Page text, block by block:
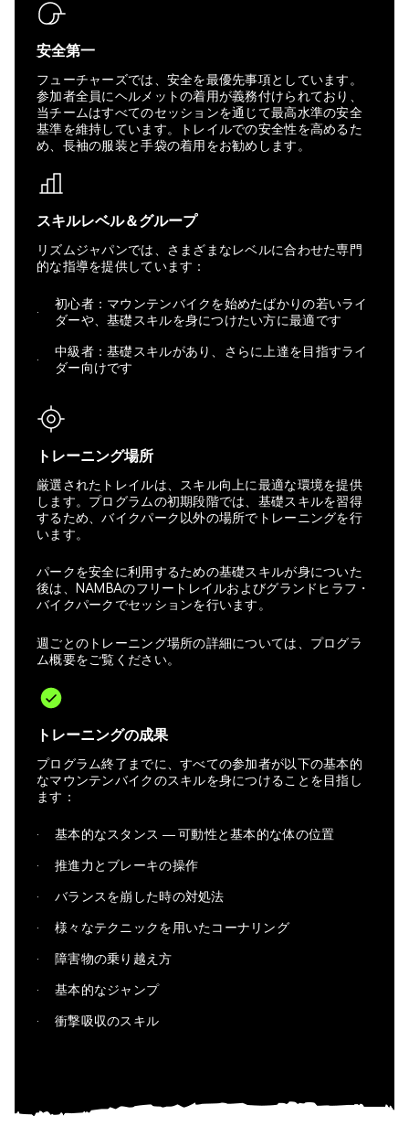
安全第一
フューチャーズでは、安全を最優先事項としています。
参加者全員にヘルメットの着用が義務付けられており、
当チームはすべてのセッションを通じて最高水準の安全
基準を維持しています。トレイルでの安全性を高めるた
め、長袖の服装と手袋の着用をお勧めします。
スキルレベル＆グループ
リズムジャパンでは、さまざまなレベルに合わせた専門
的な指導を提供しています：
初心者：マウンテンバイクを始めたばかりの若いライ
ダーや、基礎スキルを身につけたい方に最適です
中級者：基礎スキルがあり、さらに上達を目指すライ
ダー向けです
トレーニング場所
厳選されたトレイルは、スキル向上に最適な環境を提供
します。プログラムの初期段階では、基礎スキルを習得
するため、バイクパーク以外の場所でトレーニングを行
います。
パークを安全に利用するための基礎スキルが身についた
後は、NAMBAのフリートレイルおよびグランドヒラフ・
バイクパークでセッションを行います。
週ごとのトレーニング場所の詳細については、プログラ
ム概要をご覧ください。
トレーニングの成果
プログラム終了までに、すべての参加者が以下の基本的
なマウンテンバイクのスキルを身につけることを目指し
ます：
基本的なスタンス ― 可動性と基本的な体の位置
推進力とブレーキの操作
バランスを崩した時の対処法
様々なテクニックを用いたコーナリング
障害物の乗り越え方
基本的なジャンプ
衝撃吸収のスキル